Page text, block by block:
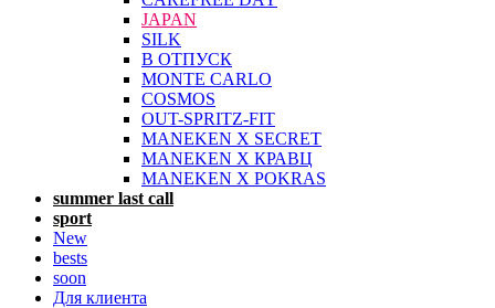
JAPAN
SILK
В ОТПУСК
MONTE CARLO
COSMOS
OUT-SPRITZ-FIT
MANEKEN X SECRET
MANEKEN X КРАВЦ
MANEKEN X POKRAS
summer last call
sport
New
bests
soon
Для клиента